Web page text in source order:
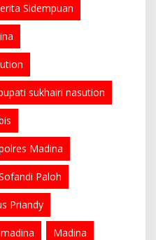
Sidempuan
sukhairi nasution
Madina
Paloh
Priandy
Madina